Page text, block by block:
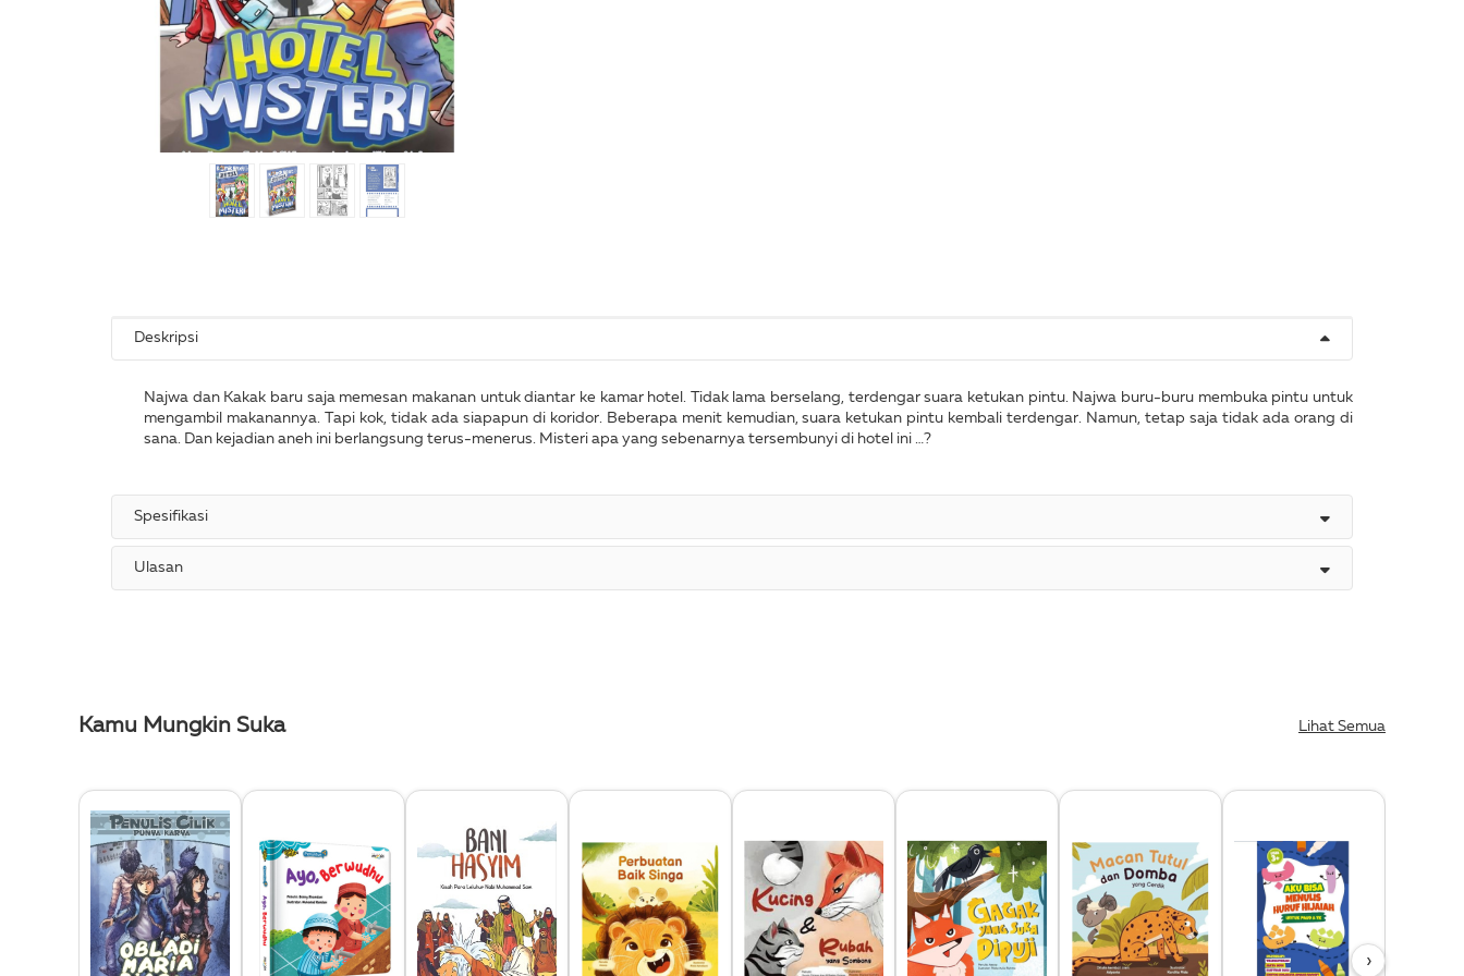
Deskripsi
Najwa dan Kakak baru saja memesan makanan untuk diantar ke kamar hotel. Tidak lama berselang, terdengar suara ketukan pintu. Najwa buru-buru membuka pintu untuk
mengambil makanannya. Tapi kok, tidak ada siapapun di koridor. Beberapa menit kemudian, suara ketukan pintu kembali terdengar. Namun, tetap saja tidak ada orang di
sana. Dan kejadian aneh ini berlangsung terus-menerus. Misteri apa yang sebenarnya tersembunyi di hotel ini …?
Spesifikasi
Ulasan
Kamu Mungkin Suka Lihat Semua
›